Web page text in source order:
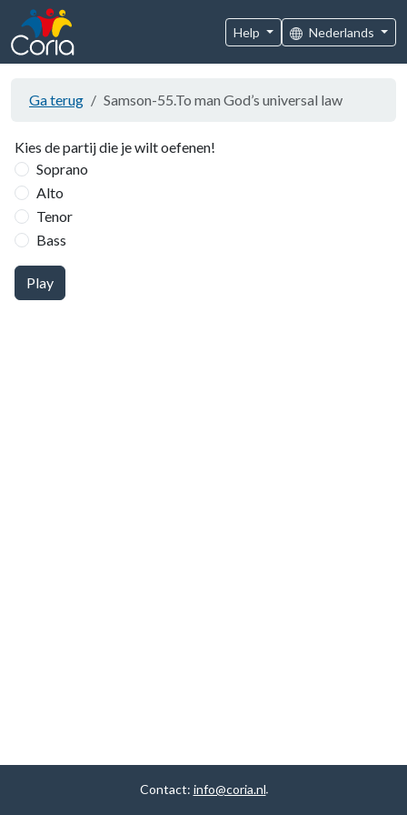
Help Nederlands
Ga terug Samson-55.To man God’s universal law
Kies de partij die je wilt oefenen!
Soprano
Alto
Tenor
Bass
Play
Contact: info@coria.nl.